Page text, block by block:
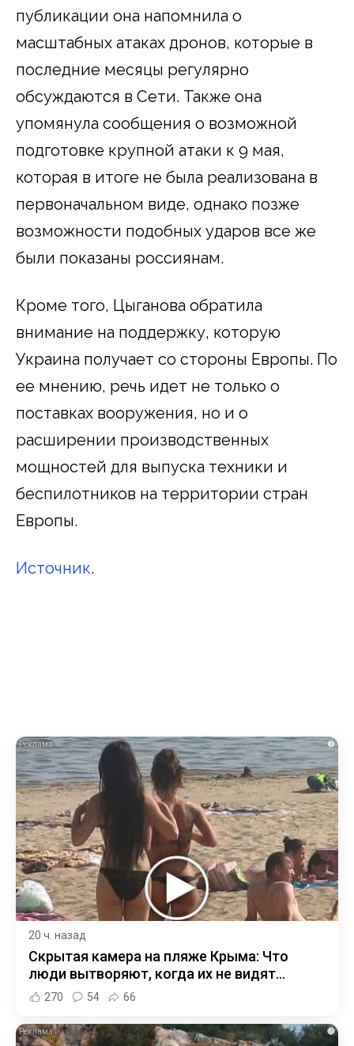
публикации она напомнила о
масштабных атаках дронов, которые в
последние месяцы регулярно
обсуждаются в Сети. Также она
упомянула сообщения о возможной
подготовке крупной атаки к 9 мая,
которая в итоге не была реализована в
первоначальном виде, однако позже
возможности подобных ударов все же
были показаны россиянам.
Кроме того, Цыганова обратила
внимание на поддержку, которую
Украина получает со стороны Европы. По
ее мнению, речь идет не только о
поставках вооружения, но и о
расширении производственных
мощностей для выпуска техники и
беспилотников на территории стран
Европы.
Источник.
i
20 ч. назад
Скрытая камера на пляже Крыма: Что
люди вытворяют, когда их не видят...
270 54 66
i